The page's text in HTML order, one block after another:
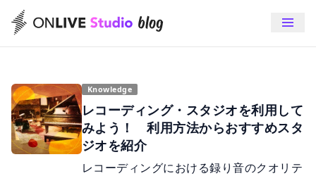
Tuneなど定番製品を紹介
初回割引キャンペーン中！
について
Knowledge
レコーディング・スタジオを利用して
みよう！ 利用方法からおすすめスタ
ジオを紹介
レコーディングにおける録り音のクオリテ